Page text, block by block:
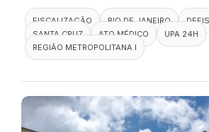
FISCALIZAÇÃO RIO DE JANEIRO
DEFIS
SANTA CRUZ
ATO MÉDICO
UPA 24H
REGIÃO METROPOLITANA I